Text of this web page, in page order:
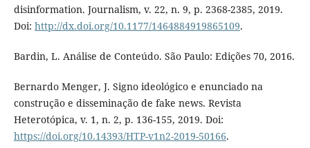
disinformation. Journalism, v. 22, n. 9, p. 2368-2385, 2019.
Doi: http://dx.doi.org/10.1177/1464884919865109.
Bardin, L. Análise de Conteúdo. São Paulo: Edições 70, 2016.
Bernardo Menger, J. Signo ideológico e enunciado na
construção e disseminação de fake news. Revista
Heterotópica, v. 1, n. 2, p. 136-155, 2019. Doi:
https://doi.org/10.14393/HTP-v1n2-2019-50166.